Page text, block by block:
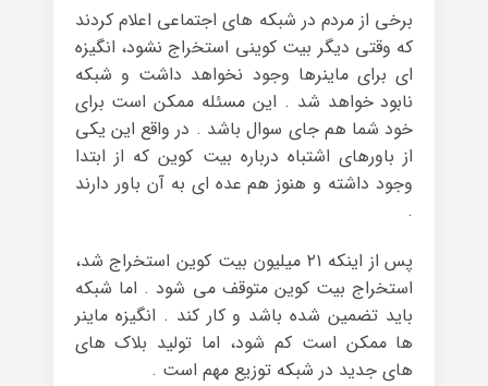
برخی از مردم در شبکه های اجتماعی اعلام کردند
که وقتی دیگر بیت کوینی استخراج نشود، انگیزه
ای برای ماینرها وجود نخواهد داشت و شبکه
نابود خواهد شد . این مسئله ممکن است برای
خود شما هم جای سوال باشد . در واقع این یکی
از باورهای اشتباه درباره بیت کوین که از ابتدا
وجود داشته و هنوز هم عده ای به آن باور دارند
.
پس از اینکه ۲۱ میلیون بیت کوین استخراج شد،
استخراج بیت کوین متوقف می شود . اما شبکه
باید تضمین شده باشد و کار کند . انگیزه ماینر
ها ممکن است کم شود، اما تولید بلاک های
های جدید در شبکه توزیع مهم است .